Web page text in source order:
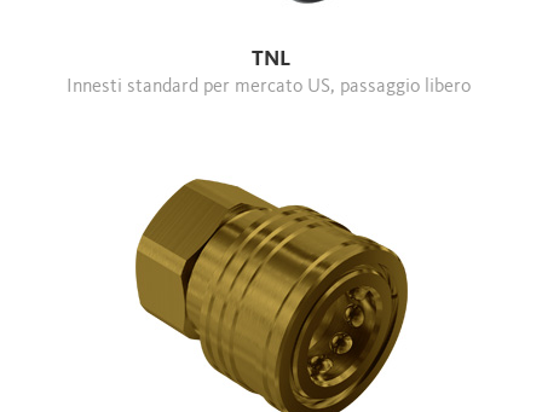
TNL
Innesti standard per mercato US, passaggio libero